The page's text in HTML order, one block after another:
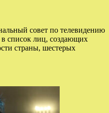
совет по телевидению
список лиц, создающих
страны, шестерых